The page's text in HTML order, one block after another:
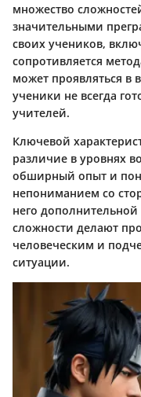
множество
значительными
своих учеников,
сопротивляется
может проявляться в
ученики не всегда
учителей.
Ключевой
различие в уровнях
обширный опыт и
непониманием со
него
сложности делают
человеческим и
ситуации.